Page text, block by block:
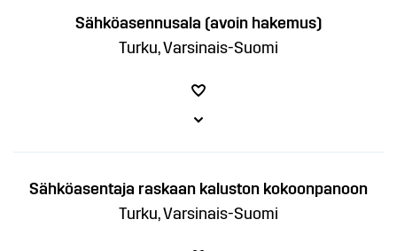
Sähköasennusala (avoin hakemus)
Turku, Varsinais-Suomi
Sähköasentaja raskaan kaluston kokoonpanoon
Turku, Varsinais-Suomi